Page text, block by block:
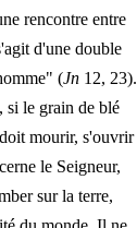
rencontre entre
d'une double
(Jn 12, 23).
si le grain de blé
mourir, s'ouvrir
le Seigneur,
sur la terre,